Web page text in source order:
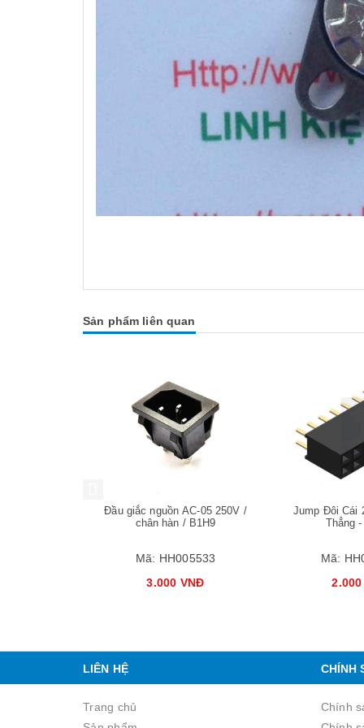
Sản phẩm liên quan
Đầu giắc nguồn AC-05 250V /
chân hàn / B1H9
Mã: HH005533
3.000 VNĐ
Jump Đôi Cái
Thẳng
Mã:
Mua hàng Mua hàng
LIÊN HỆ
Trang chủ
CHÍNH
Chính